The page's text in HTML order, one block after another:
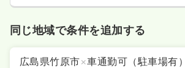
同じ地域で条件を追加する
広島県竹原市×車通勤可（駐車場有）